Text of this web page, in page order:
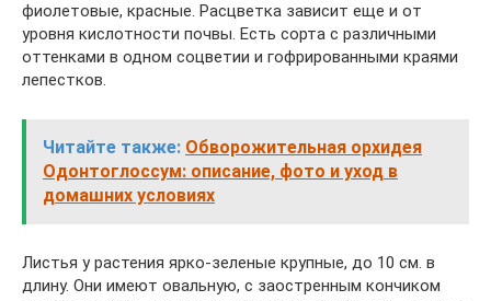
фиолетовые, красные. Расцветка зависит еще и от
уровня кислотности почвы. Есть сорта с различными
оттенками в одном соцветии и гофрированными краями
лепестков.
Читайте также: Обворожительная орхидея
Одонтоглоссум: описание, фото и уход в
домашних условиях
Листья у растения ярко-зеленые крупные, до 10 см. в
длину. Они имеют овальную, с заостренным кончиком